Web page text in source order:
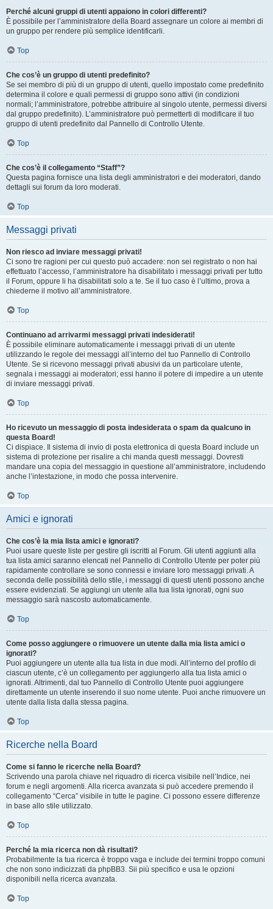
Perché alcuni gruppi di utenti appaiono in colori differenti?
È possibile per l’amministratore della Board assegnare un colore ai membri di
un gruppo per rendere più semplice identificarli.
Top
Che cos’è un gruppo di utenti predefinito?
Se sei membro di più di un gruppo di utenti, quello impostato come predefinito
determina il colore e quali permessi di gruppo sono attivi (in condizioni
normali; l’amministratore, potrebbe attribuire al singolo utente, permessi diversi
dal gruppo predefinito). L’amministratore può permetterti di modificare il tuo
gruppo di utenti predefinito dal Pannello di Controllo Utente.
Top
Che cos’è il collegamento “Staff”?
Questa pagina fornisce una lista degli amministratori e dei moderatori, dando
dettagli sui forum da loro moderati.
Top
Messaggi privati
Non riesco ad inviare messaggi privati!
Ci sono tre ragioni per cui questo può accadere: non sei registrato o non hai
effettuato l’accesso, l’amministratore ha disabilitato i messaggi privati per tutto
il Forum, oppure li ha disabilitati solo a te. Se il tuo caso è l’ultimo, prova a
chiederne il motivo all’amministratore.
Top
Continuano ad arrivarmi messaggi privati indesiderati!
È possibile eliminare automaticamente i messaggi privati ​​di un utente
utilizzando le regole dei messaggi all’interno del tuo Pannello di Controllo
Utente. Se si ricevono messaggi privati ​​abusivi da un particolare utente,
segnala i messaggi ai moderatori; essi hanno il potere di impedire a un utente
di inviare messaggi privati​​.
Top
Ho ricevuto un messaggio di posta indesiderata o spam da qualcuno in
questa Board!
Ci dispiace. Il sistema di invio di posta elettronica di questa Board include un
sistema di protezione per risalire a chi manda questi messaggi. Dovresti
mandare una copia del messaggio in questione all’amministratore, includendo
anche l’intestazione, in modo che possa intervenire.
Top
Amici e ignorati
Che cos’è la mia lista amici e ignorati?
Puoi usare queste liste per gestire gli iscritti al Forum. Gli utenti aggiunti alla
tua lista amici saranno elencati nel Pannello di Controllo Utente per poter più
rapidamente controllare se sono connessi e inviare loro messaggi privati. A
seconda delle possibilità dello stile, i messaggi di questi utenti possono anche
essere evidenziati. Se aggiungi un utente alla tua lista ignorati, ogni suo
messaggio sarà nascosto automaticamente.
Top
Come posso aggiungere o rimuovere un utente dalla mia lista amici o
ignorati?
Puoi aggiungere un utente alla tua lista in due modi. All’interno del profilo di
ciascun utente, c’è un collegamento per aggiungerlo alla tua lista amici o
ignorati. Altrimenti, dal tuo Pannello di Controllo Utente puoi aggiungere
direttamente un utente inserendo il suo nome utente. Puoi anche rimuovere un
utente dalla lista dalla stessa pagina.
Top
Ricerche nella Board
Come si fanno le ricerche nella Board?
Scrivendo una parola chiave nel riquadro di ricerca visibile nell’Indice, nei
forum e negli argomenti. Alla ricerca avanzata si può accedere premendo il
collegamento “Cerca” visibile in tutte le pagine. Ci possono essere differenze
in base allo stile utilizzato.
Top
Perché la mia ricerca non dà risultati?
Probabilmente la tua ricerca è troppo vaga e include dei termini troppo comuni
che non sono indicizzati da phpBB3. Sii più specifico e usa le opzioni
disponibili nella ricerca avanzata.
Top